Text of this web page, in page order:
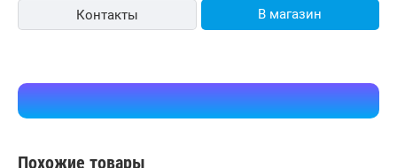
Контакты В магазин
Похожие товары